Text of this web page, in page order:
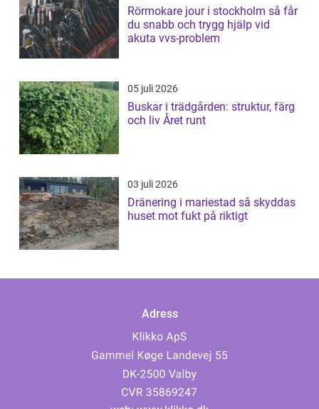
Rörmokare jour i stockholm så får
du snabb och trygg hjälp vid
akuta vvs-problem
05 juli 2026
Buskar i trädgården: struktur, färg
och liv Året runt
03 juli 2026
Dränering i mariestad så skyddas
huset mot fukt på riktigt
Adress